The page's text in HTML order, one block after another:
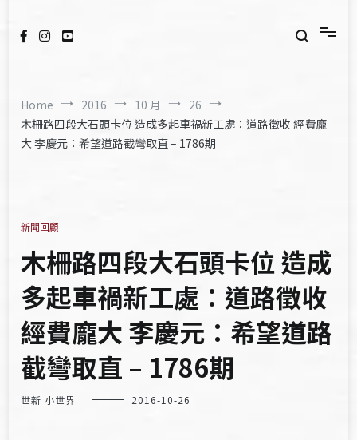
Home 2016 10 月
26
木柵路四段大石頭卡位 造成多起車禍新工處：道路徵收 經費龐
大 李慶元：希望道路截彎取直 – 1786期
新聞回顧
木柵路四段大石頭卡位 造成
多起車禍新工處：道路徵收
經費龐大 李慶元：希望道路
截彎取直 – 1786期
世新 小世界 2016-10-26